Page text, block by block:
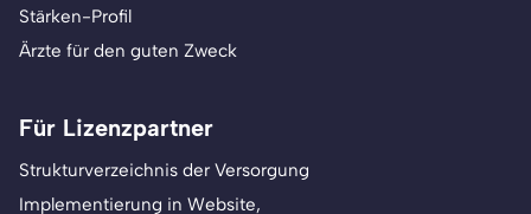
Stärken-Profil
Ärzte für den guten Zweck
Für Lizenzpartner
Strukturverzeichnis der Versorgung
Implementierung in Website,